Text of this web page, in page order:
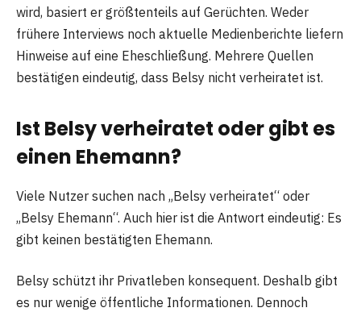
wird, basiert er größtenteils auf Gerüchten. Weder
frühere Interviews noch aktuelle Medienberichte liefern
Hinweise auf eine Eheschließung. Mehrere Quellen
bestätigen eindeutig, dass Belsy nicht verheiratet ist.
Ist Belsy verheiratet oder gibt es
einen Ehemann?
Viele Nutzer suchen nach „Belsy verheiratet“ oder
„Belsy Ehemann“. Auch hier ist die Antwort eindeutig: Es
gibt keinen bestätigten Ehemann.
Belsy schützt ihr Privatleben konsequent. Deshalb gibt
es nur wenige öffentliche Informationen. Dennoch